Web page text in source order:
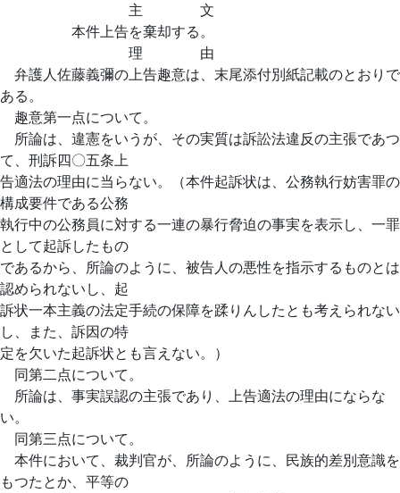
主 文
本件上告を棄却する。
理 由
弁護人佐藤義彌の上告趣意は、末尾添付別紙記載のとおりで
ある。
趣意第一点について。
所論は、違憲をいうが、その実質は訴訟法違反の主張であつ
て、刑訴四〇五条上
告適法の理由に当らない。（本件起訴状は、公務執行妨害罪の
構成要件である公務
執行中の公務員に対する一連の暴行脅迫の事実を表示し、一罪
として起訴したもの
であるから、所論のように、被告人の悪性を指示するものとは
認められないし、起
訴状一本主義の法定手続の保障を蹂りんしたとも考えられない
し、また、訴因の特
定を欠いた起訴状とも言えない。）
同第二点について。
所論は、事実誤認の主張であり、上告適法の理由にならな
い。
同第三点について。
本件において、裁判官が、所論のように、民族的差別意識を
もつたとか、平等の